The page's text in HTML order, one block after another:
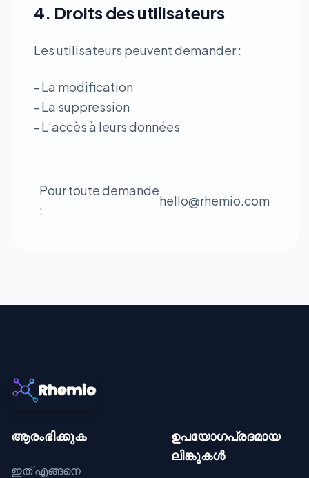
4. Droits des utilisateurs
Les utilisateurs peuvent demander :
- La modification
- La suppression
- L’accès à leurs données
Pour toute demande
:
hello@rhemio.com
ആരംഭിക്കുക
ഇത് എങ്ങനെ
ഉപയോഗപ്രദമായ
ലിങ്കുകൾ